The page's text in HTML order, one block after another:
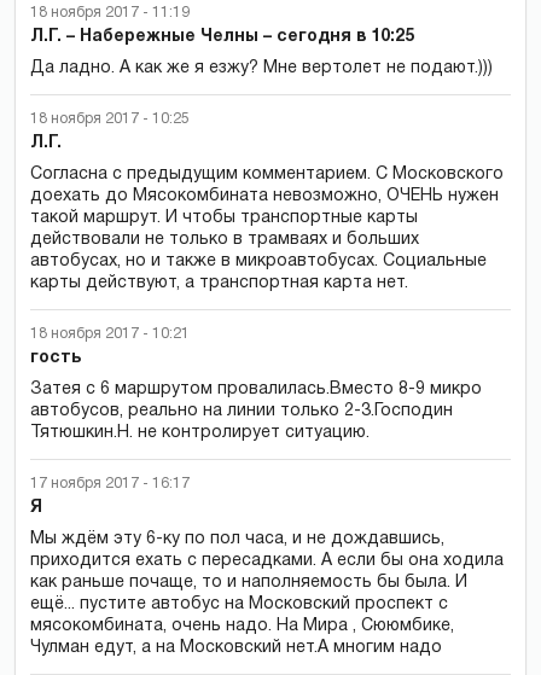
18 ноября 2017 - 11:19
Л.Г. – Набережные Челны – сегодня в 10:25
Да ладно. А как же я езжу? Мне вертолет не подают.)))
18 ноября 2017 - 10:25
Л.Г.
Согласна с предыдущим комментарием. С Московского
доехать до Мясокомбината невозможно, ОЧЕНЬ нужен
такой маршрут. И чтобы транспортные карты
действовали не только в трамваях и больших
автобусах, но и также в микроавтобусах. Социальные
карты действуют, а транспортная карта нет.
18 ноября 2017 - 10:21
гость
Затея с 6 маршрутом провалилась.Вместо 8-9 микро
автобусов, реально на линии только 2-3.Господин
Тятюшкин.Н. не контролирует ситуацию.
17 ноября 2017 - 16:17
Я
Мы ждём эту 6-ку по пол часа, и не дождавшись,
приходится ехать с пересадками. А если бы она ходила
как раньше почаще, то и наполняемость бы была. И
ещё... пустите автобус на Московский проспект с
мясокомбината, очень надо. На Мира , Сююмбике,
Чулман едут, а на Московский нет.А многим надо